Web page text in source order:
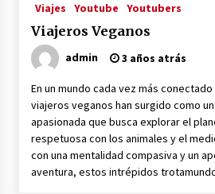
Viajes
Youtube Youtubers
Viajeros Veganos
admin 3 años atrás
En un mundo cada vez más
viajeros veganos han surgido como
apasionada que busca explorar el
respetuosa con los animales y el
con una mentalidad compasiva y un
aventura, estos intrépidos